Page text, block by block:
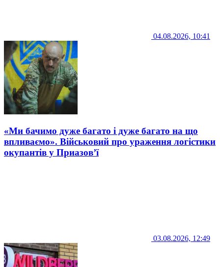
04.08.2026, 10:41
«Ми бачимо дуже багато і дуже багато на що
впливаємо». Військовий про ураження логістики
окупантів у Приазов’ї
03.08.2026, 12:49